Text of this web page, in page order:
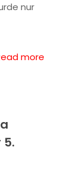
nur
more